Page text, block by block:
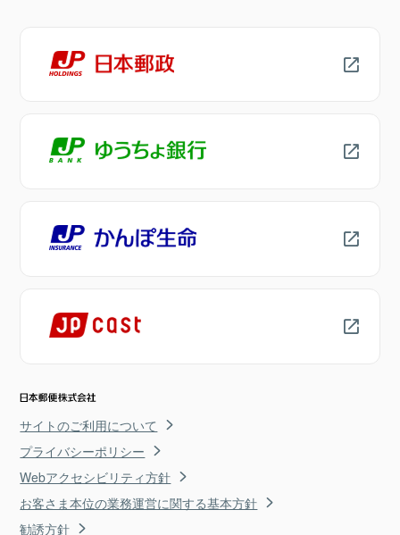
サイトのご利用について
プライバシーポリシー
Webアクセシビリティ方針
お客さま本位の業務運営に関する基本方針
勧誘方針